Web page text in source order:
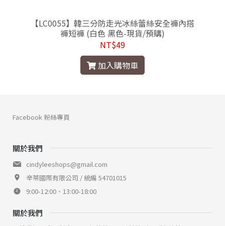
【LC0055】韓三分防走光冰絲蕾絲安全褲內搭
褲短褲 (白色 黑色-現貨/預購)
NT$49
加入購物車
關於我們
cindyleeshops@gmail.com
辛蒂國際有限公司 / 統編 54701015
9:00-12:00、13:00-18:00
關於我們
Facebook 粉絲專頁